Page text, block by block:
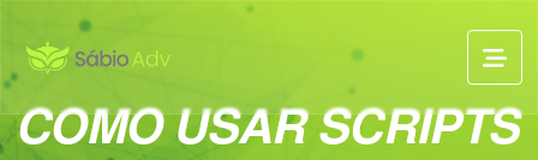
COMO USAR SCRIPTS